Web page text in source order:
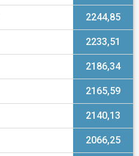
2244,85
2233,51
2186,34
2165,59
2140,13
2066,25